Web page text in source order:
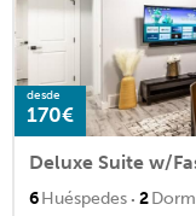
desde
170€
Deluxe Suite w/
6Huéspedes · 2